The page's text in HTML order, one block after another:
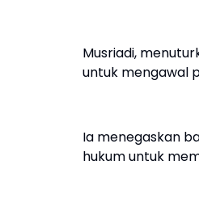
Musriadi,
untuk mengawal
Ia menegaskan
hukum untuk